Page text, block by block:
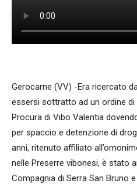
Gerocarne (VV) -Era ricercato
essersi sottratto ad un ordine
Procura di Vibo Valentia
per spaccio e detenzione di
anni, ritenuto affiliato
nelle Preserre vibonesi, è stato
Compagnia di Serra San Bruno